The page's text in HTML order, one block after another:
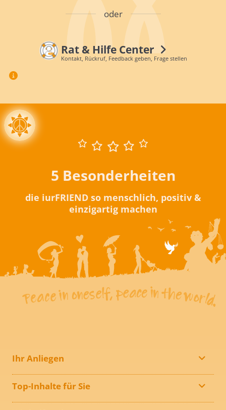
oder
Rat & Hilfe Center
Kontakt, Rückruf, Feedback geben, Frage stellen
5 Besonderheiten
die iurFRIEND so menschlich, positiv &
einzigartig machen
Ihr Anliegen
Top-Inhalte für Sie